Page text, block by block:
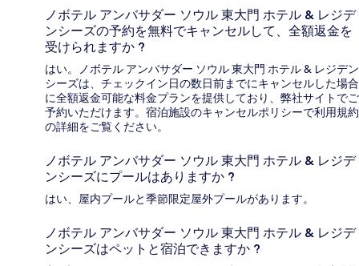
ノボテル アンバサダー ソウル 東大門 ホテル & レジデ
ンシーズの予約を無料でキャンセルして、全額返金を
受けられますか ?
はい。ノボテル アンバサダー ソウル 東大門 ホテル & レジデン
シーズは、チェックイン日の数日前までにキャンセルした場合
に全額返金可能な料金プランを提供しており、弊社サイトでご
予約いただけます。宿泊施設のキャンセルポリシーで利用規約
の詳細をご覧ください。
ノボテル アンバサダー ソウル 東大門 ホテル & レジデ
ンシーズにプールはありますか ?
はい、屋内プールと季節限定屋外プールがあります。
ノボテル アンバサダー ソウル 東大門 ホテル & レジデ
ンシーズはペットと宿泊できますか ?